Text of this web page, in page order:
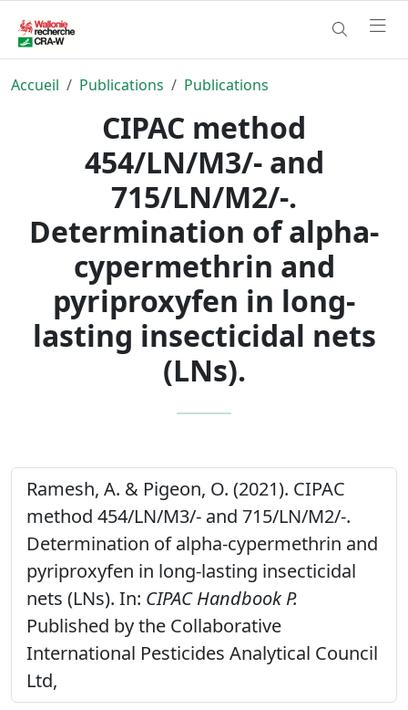
Accueil Publications Publications
CIPAC method
454/LN/M3/- and
715/LN/M2/-.
Determination of alpha-
cypermethrin and
pyriproxyfen in long-
lasting insecticidal nets
(LNs).
Ramesh, A. & Pigeon, O. (2021). CIPAC
method 454/LN/M3/- and 715/LN/M2/-.
Determination of alpha-cypermethrin and
pyriproxyfen in long-lasting insecticidal
nets (LNs). In: CIPAC Handbook P.
Published by the Collaborative
International Pesticides Analytical Council
Ltd,